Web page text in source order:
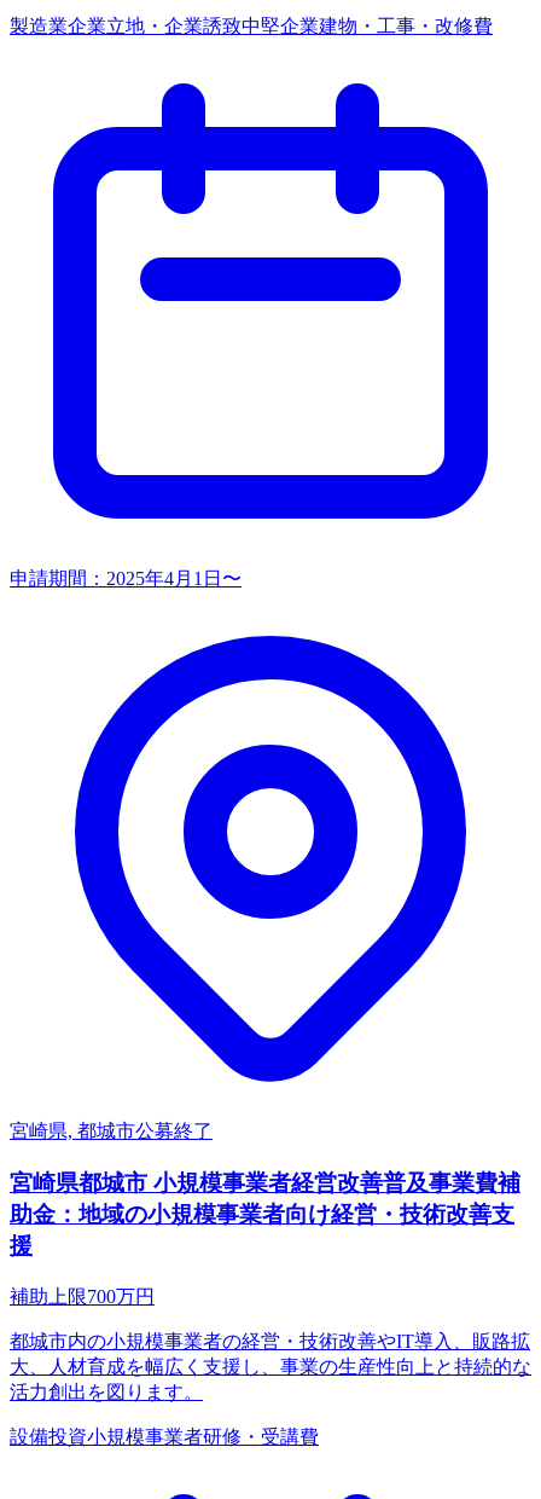
製造業企業立地・企業誘致中堅企業建物・工事・改修費
申請期間： 2025年4月1日〜
宮崎県, 都城市公募終了
宮崎県都城市 小規模事業者経営改善普及事業費補
助金：地域の小規模事業者向け経営・技術改善支
援
補助上限700万円
都城市内の小規模事業者の経営・技術改善やIT導入、販路拡
大、人材育成を幅広く支援し、事業の生産性向上と持続的な
活力創出を図ります。
設備投資小規模事業者研修・受講費